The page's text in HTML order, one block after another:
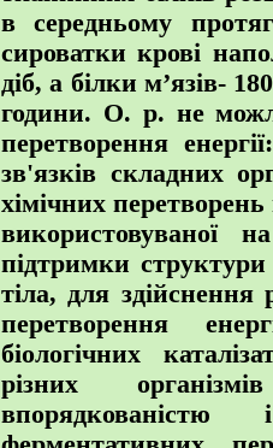
в середньому
сироватки крові
діб, а білки м’язів-
години. О. р. не
перетворення
зв'язків складних
хімічних
використовуваної
підтримки
тіла, для здійснення
перетворення
біологічних
різних
впорядкованістю